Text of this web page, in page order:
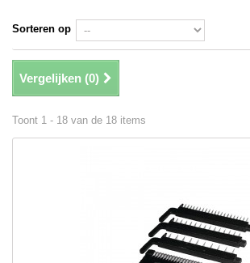
Sorteren op
Vergelijken (0)
Toont 1 - 18 van de 18 items